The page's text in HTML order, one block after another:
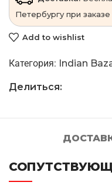
Петербургу при
Add to wishlist
Категория: Indian
Делиться: